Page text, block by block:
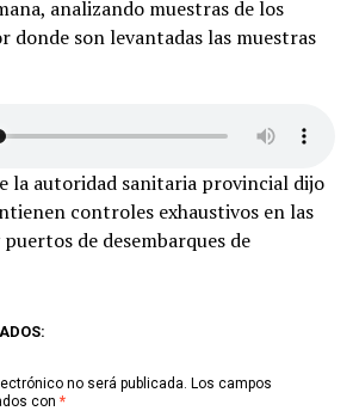
analizando muestras de los
donde son levantadas las muestras
la autoridad sanitaria provincial dijo
controles exhaustivos en las
de desembarques de
no será publicada. Los campos
con *